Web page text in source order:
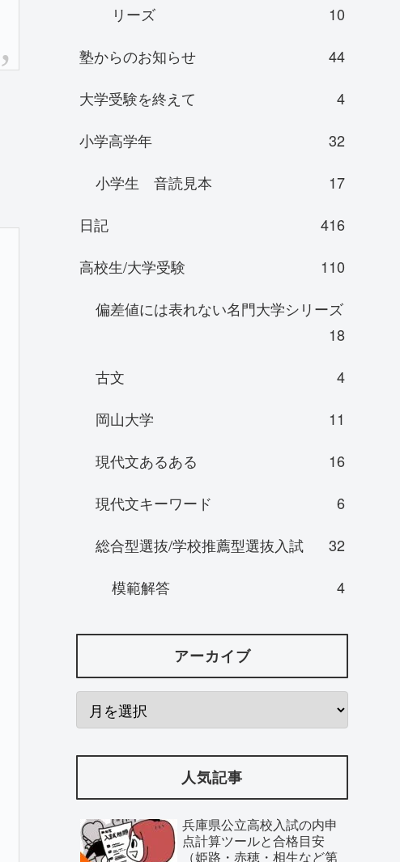
リーズ
10
塾からのお知らせ
44
大学受験を終えて
4
小学高学年
32
小学生 音読見本
17
日記
416
高校生/大学受験
110
偏差値には表れない名門大学シリーズ
18
古文
4
岡山大学
11
現代文あるある
16
現代文キーワード
6
総合型選抜/学校推薦型選抜入試
32
模範解答
4
アーカイブ
人気記事
兵庫県公立高校入試の内申
点計算ツールと合格目安
（姫路・赤穂・相生など第